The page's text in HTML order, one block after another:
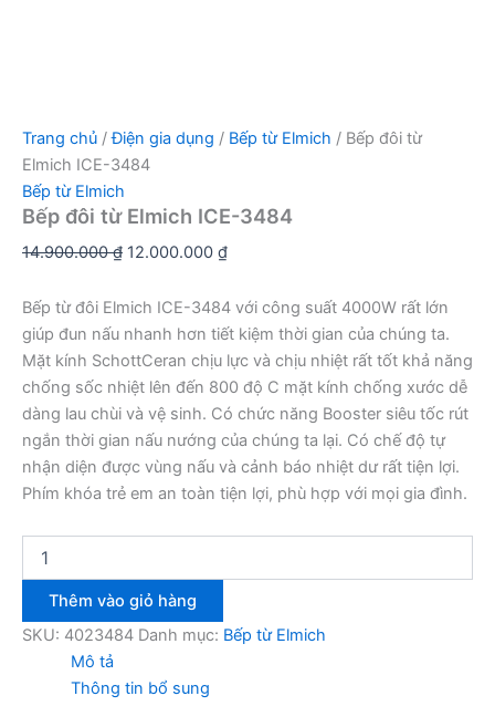
Trang chủ /Điện gia dụng / Bếp từ Elmich / Bếp đôi từ
Elmich ICE-3484
Bếp từ Elmich
Bếp đôi từ Elmich ICE-3484
14.900.000₫ Giá
là:
14.900.000 ₫.
12.000.000 ₫Giá
tại
là:
12.000.000 ₫.
Bếp từ đôi Elmich ICE-3484 với công suất 4000W rất lớn
giúp đun nấu nhanh hơn tiết kiệm thời gian của chúng ta.
Mặt kính SchottCeran chịu lực và chịu nhiệt rất tốt khả năng
chống sốc nhiệt lên đến 800 độ C mặt kính chống xước dễ
dàng lau chùi và vệ sinh. Có chức năng Booster siêu tốc rút
ngắn thời gian nấu nướng của chúng ta lại. Có chế độ tự
nhận diện được vùng nấu và cảnh báo nhiệt dư rất tiện lợi.
Phím khóa trẻ em an toàn tiện lợi, phù hợp với mọi gia đình.
Elmich
ICE-
Thêm vào giỏ hàng
SKU: 4023484 Danh mục: Bếp từ Elmich
Mô tả
Thông tin bổ sung